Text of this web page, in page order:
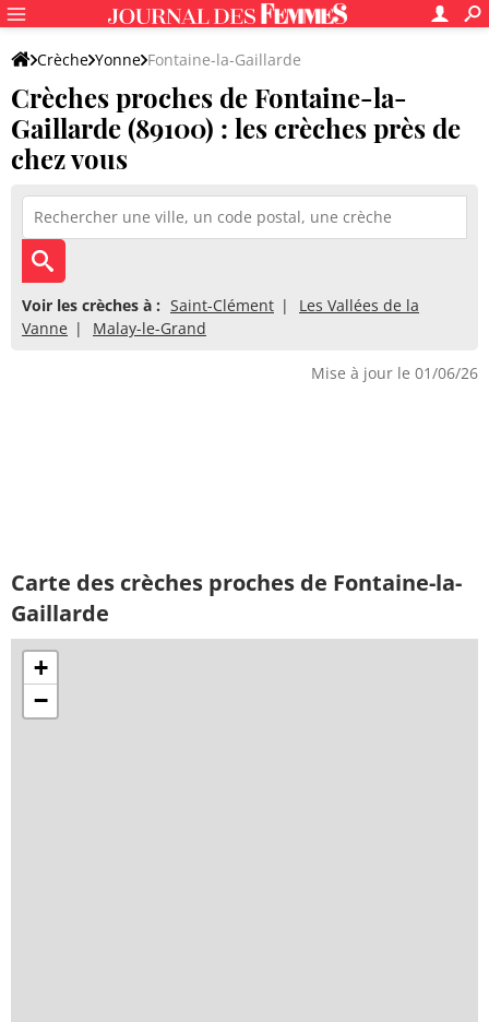
Crèche Yonne Fontaine-la-Gaillarde
Crèches proches de Fontaine-la-
Gaillarde (89100) : les crèches près de
chez vous
Voir les crèches à : Saint-Clément
Les Vallées de la
Vanne
Malay-le-Grand
Mise à jour le 01/06/26
Carte des crèches proches de Fontaine-la-
Gaillarde
+
−